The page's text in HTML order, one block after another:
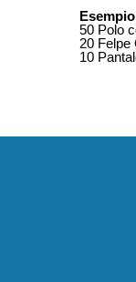
50 Polo
20 Felpe
10